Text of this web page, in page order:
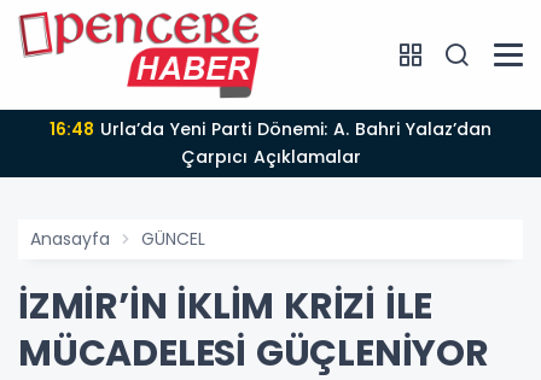
16:48
Çarpıcı Açıklamalar
Anasayfa GÜNCEL
İZMİR’İN İKLİM KRİZİ İLE
MÜCADELESİ GÜÇLENİYOR